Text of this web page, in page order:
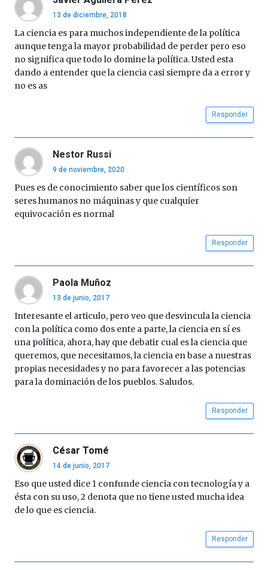
13 de diciembre, 2018
La ciencia es para muchos independiente de la política
aunque tenga la mayor probabilidad de perder pero eso
no significa que todo lo domine la política. Usted esta
dando a entender que la ciencia casi siempre da a error y
no es as
Responder
Nestor Russi
9 de noviembre, 2020
Pues es de conocimiento saber que los científicos son
seres humanos no máquinas y que cualquier
equivocación es normal
Responder
Paola Muñoz
13 de junio, 2017
Interesante el articulo, pero veo que desvincula la ciencia
con la política como dos ente a parte, la ciencia en sí es
una política, ahora, hay que debatir cual es la ciencia que
queremos, que necesitamos, la ciencia en base a nuestras
propias necesidades y no para favorecer a las potencias
para la dominación de los pueblos. Saludos.
Responder
César Tomé
14 de junio, 2017
Eso que usted dice 1 confunde ciencia con tecnología y a
ésta con su uso, 2 denota que no tiene usted mucha idea
de lo que es ciencia.
Responder